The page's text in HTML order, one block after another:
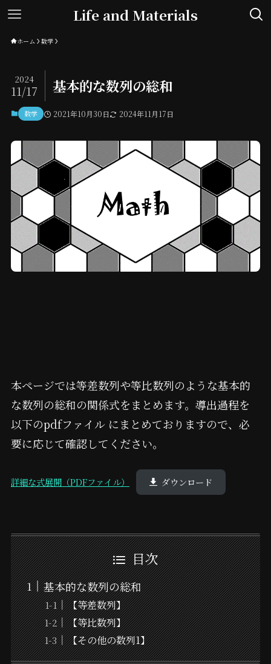
Life and Materials
ホーム 数学
基本的な数列の総和
2024
11/17
数学 2021年10月30日 2024年11月17日
本ページでは等差数列や等比数列のような基本的
な数列の総和の関係式をまとめます。導出過程を
以下のpdfファイル にまとめておりますので、必
要に応じて確認してください。
詳細な式展開（PDFファイル） ダウンロード
目次
基本的な数列の総和
【等差数列】
【等比数列】
【その他の数列1】